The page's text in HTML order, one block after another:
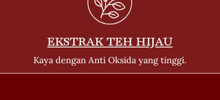
EKSTRAK TEH HIJAU
Kaya dengan Anti Oksida yang tinggi.